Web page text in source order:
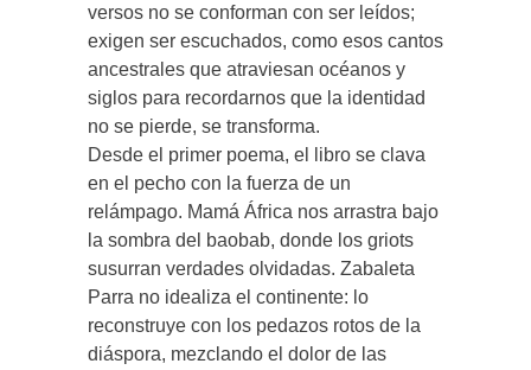
versos no se conforman con ser leídos;
exigen ser escuchados, como esos cantos
ancestrales que atraviesan océanos y
siglos para recordarnos que la identidad
no se pierde, se transforma.
Desde el primer poema, el libro se clava
en el pecho con la fuerza de un
relámpago. Mamá África nos arrastra bajo
la sombra del baobab, donde los griots
susurran verdades olvidadas. Zabaleta
Parra no idealiza el continente: lo
reconstruye con los pedazos rotos de la
diáspora, mezclando el dolor de las